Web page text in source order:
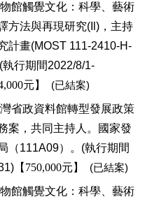
館觸覺文化：科學、藝術
方法與再現研究(Il)，主持
計畫(MOST 111-2410-H-
(執行期間2022/8/1-
元】 (已結案)
省政資料館轉型發展政策
案，共同主持人。國家發
（111A09）。 (執行期間
【 750,000元】 (已結案)
館觸覺文化：科學、藝術